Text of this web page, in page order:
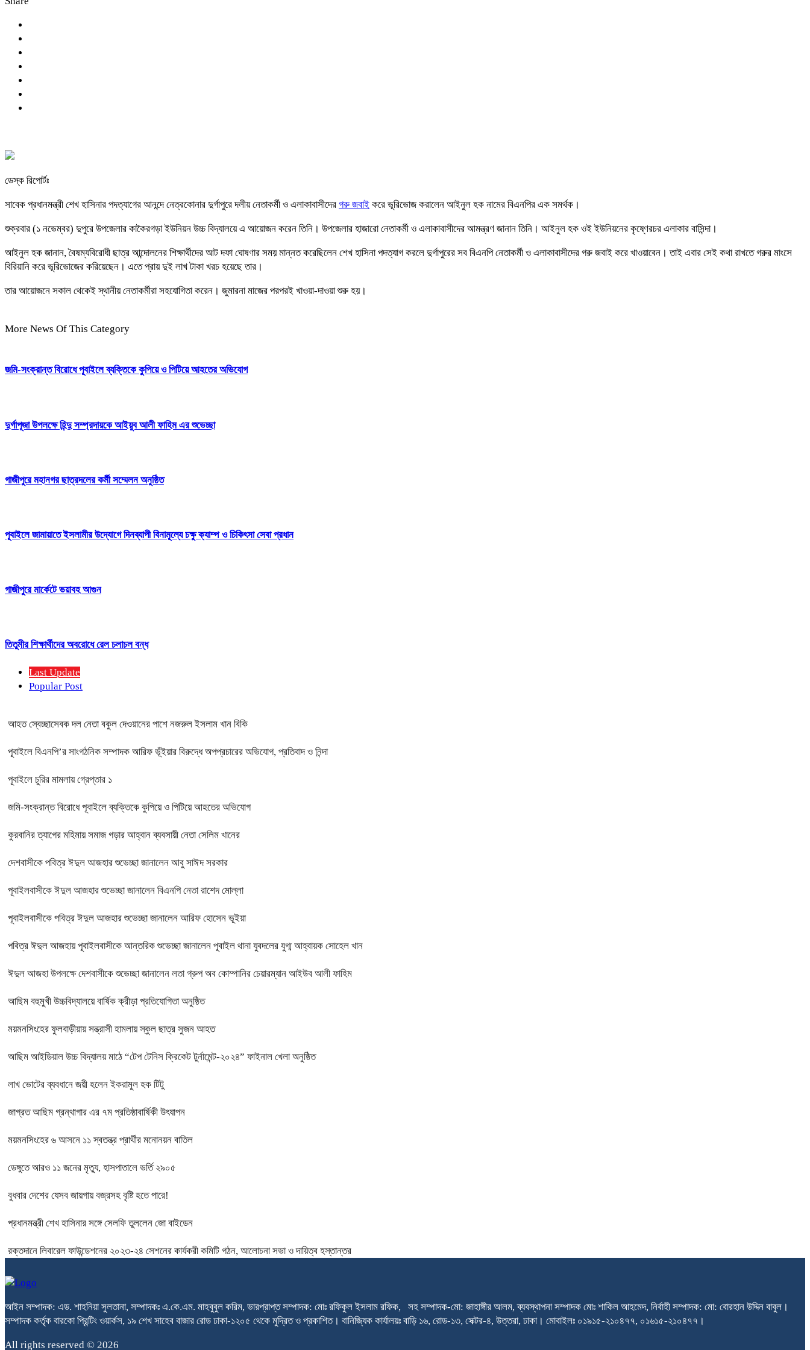
ডেস্ক রিপোর্টঃ
সাবেক প্রধানমন্ত্রী শেখ হাসিনার পদত্যাগের আনন্দে নেত্রকোনার দুর্গাপুরে দলীয় নেতাকর্মী ও এলাকাবাসীদের গরু জবাই করে ভূরিভোজ করালেন আইনুল হক নামের বিএনপির এক সমর্থক।
শুক্রবার (১ নভেম্বর) দুপুরে উপজেলার কাকৈরগড়া ইউনিয়ন উচ্চ বিদ্যালয়ে এ আয়োজন করেন তিনি। উপজেলার হাজারো নেতাকর্মী ও এলাকাবাসীদের আমন্ত্রণ জানান তিনি। আইনুল হক ওই ইউনিয়নের কৃষ্ণেরচর এলাকার বাসিন্দা।
আইনুল হক জানান, বৈষম্যবিরোধী ছাত্র আন্দোলনের শিক্ষার্থীদের আট দফা ঘোষণার সময় মান্নত করেছিলেন শেখ হাসিনা পদত্যাগ করলে দুর্গাপুরের সব বিএনপি নেতাকর্মী ও এলাকাবাসীদের গরু জবাই করে খাওয়াবেন। তাই এবার সেই কথা রাখতে গরুর মাংসে
বিরিয়ানি করে ভূরিভোজের করিয়েছেন। এতে প্রায় দুই লাখ টাকা খরচ হয়েছে তার।
তার আয়োজনে সকাল থেকেই স্থানীয় নেতাকর্মীরা সহযোগিতা করেন। জুমারনা মাজের পরপরই খাওয়া-দাওয়া শুরু হয়।
More News Of This Category
জমি-সংক্রান্ত বিরোধে পূবাইলে ব্যক্তিকে কুপিয়ে ও পিটিয়ে আহতের অভিযোগ
দুর্গাপূজা উপলক্ষে হিন্দু সম্প্রদায়কে আইয়ুব আলী ফাহিম এর শুভেচ্ছা
গাজীপুরে মহানগর ছাত্রদলের কর্মী সম্মেলন অনুষ্ঠিত
পূবাইলে জামায়াতে ইসলামীর উদ্যোগে দিনব্যাপী বিনামূল্যে চক্ষু ক্যাম্প ও চিকিৎসা সেবা প্রধান
গাজীপুরে মার্কেটে ভয়াবহ আগুন
তিতুমীর শিক্ষার্থীদের অবরোধে রেল চলাচল বন্ধ
Last Update
Popular Post
আহত স্বেচ্ছাসেবক দল নেতা বকুল দেওয়ানের পাশে নজরুল ইসলাম খান বিকি
পূবাইলে বিএনপি’র সাংগঠনিক সম্পাদক আরিফ ভূঁইয়ার বিরুদ্ধে অপপ্রচারের অভিযোগ, প্রতিবাদ ও নিন্দা
পূবাইলে চুরির মামলায় গ্রেপ্তার ১
জমি-সংক্রান্ত বিরোধে পূবাইলে ব্যক্তিকে কুপিয়ে ও পিটিয়ে আহতের অভিযোগ
কুরবানির ত্যাগের মহিমায় সমাজ গড়ার আহ্বান ব্যবসায়ী নেতা সেলিম খানের
দেশবাসীকে পবিত্র ঈদুল আজহার শুভেচ্ছা জানালেন আবু সাঈদ সরকার
পূবাইলবাসীকে ঈদুল আজহার শুভেচ্ছা জানালেন বিএনপি নেতা রাশেদ মোল্লা
পূবাইলবাসীকে পবিত্র ঈদুল আজহার শুভেচ্ছা জানালেন আরিফ হোসেন ভূইয়া
পবিত্র ঈদুল আজহায় পূবাইলবাসীকে আন্তরিক শুভেচ্ছা জানালেন পূবাইল থানা যুবদলের যুগ্ম আহ্বায়ক সোহেল খান
ঈদুল আজহা উপলক্ষে দেশবাসীকে শুভেচ্ছা জানালেন লতা গ্রুপ অব কোম্পানির চেয়ারম্যান আইউব আলী ফাহিম
আছিম বহুমুখী উচ্চবিদ্যালয়ে বার্ষিক ক্রীড়া প্রতিযোগিতা অনুষ্ঠিত
ময়মনসিংহের ফুলবাড়ীয়ায় সন্ত্রাসী হামলায় স্কুল ছাত্র সুজন আহত
আছিম আইডিয়াল উচ্চ বিদ্যালয় মাঠে “টেপ টেনিস ক্রিকেট টুর্নামেন্ট-২০২৪” ফাইনাল খেলা অনুষ্ঠিত
লাখ ভোটের ব্যবধানে জয়ী হলেন ইকরামুল হক টিটু
জাগ্রত আছিম গ্রন্থাগার এর ৭ম প্রতিষ্ঠাবার্ষিকী উৎযাপন
ময়মনসিংহের ৬ আসনে ১১ স্বতন্ত্র প্রার্থীর মনোনয়ন বাতিল
ডেঙ্গুতে আরও ১১ জনের মৃত্যু, হাসপাতালে ভর্তি ২৯০৫
বুধবার দেশের যেসব জায়গায় বজ্রসহ বৃষ্টি হতে পারে!
প্রধানমন্ত্রী শেখ হাসিনার সঙ্গে সেলফি তুললেন জো বাইডেন
রক্তদানে লিবারেল ফাউন্ডেশনের ২০২৩-২৪ সেশনের কার্যকরী কমিটি গঠন, আলোচনা সভা ও দায়িত্ব হস্তান্তর
আইন সম্পাদক: এড. শাহনিয়া সুলতানা, সম্পাদকঃ এ.কে.এম. মাহবুবুল করিম, ভারপ্রাপ্ত সম্পাদক: মোঃ রফিকুল ইসলাম রফিক, সহ সম্পাদক-মো: জাহাঙ্গীর আলম, ব্যবস্থাপনা সম্পাদক মোঃ শাকিল আহমেদ, নির্বাহী সম্পাদক: মো: বোরহান উদ্দিন বাবুল।
সম্পাদক কর্তৃক বারকো প্রিন্টিং ওয়ার্কস, ১৯ শেখ সাহেব বাজার রোড ঢাকা-১২০৫ থেকে মুদ্রিত ও প্রকাশিত। বানিজ্যিক কার্যালয়ঃ বাড়ি ১৬, রোড-১৩, সেক্টর-৪, উত্তরা, ঢাকা। মোবাইলঃ ০১৯১৫-২১০৪৭৭, ০১৬১৫-২১০৪৭৭।
All rights reserved © 2026